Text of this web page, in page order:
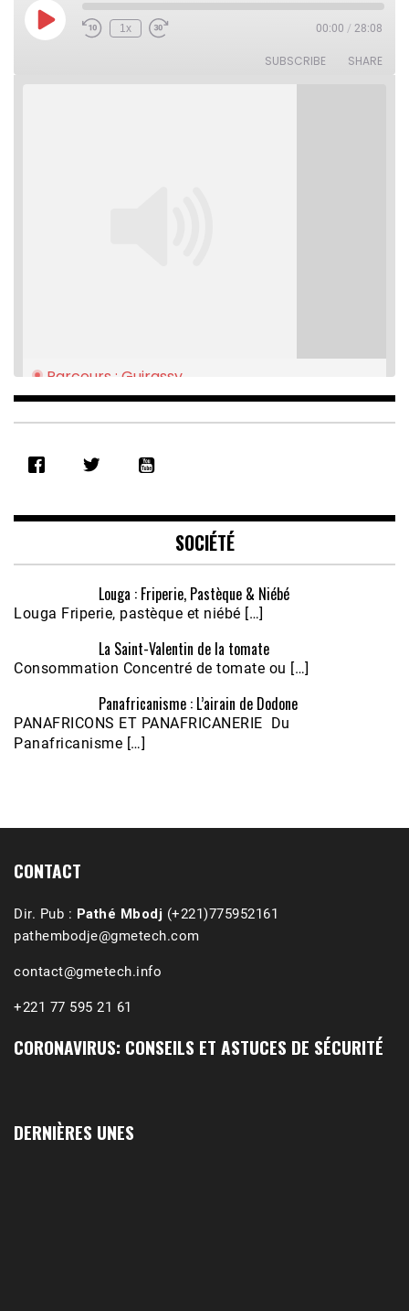
Play
Episode
Rewind
1x
Fast
00:00 / 28:08
SUBSCRIBE SHARE
RSS FEED
EMBED
Parcours : Guirassy
Feb 16, 2021 • 28:08
Écoutez le parcours de Claudiane Kapia
Nobana (Podologue)
Feb 24, 2021 • 28mn
1988-1989 :  La polémique de Guidimakha
SOCIÉTÉ
Louga : Friperie, Pastèque & Niébé
Louga Friperie, pastèque et niébé […]
La Saint-Valentin de la tomate
Consommation Concentré de tomate ou […]
Panafricanisme : L’airain de Dodone
PANAFRICONS ET PANAFRICANERIE Du
Panafricanisme […]
CONTACT
Dir. Pub : Pathé Mbodj (+221)775952161
pathembodje@gmetech.com
contact@gmetech.info
+221 77 595 21 61
CORONAVIRUS: CONSEILS ET ASTUCES DE SÉCURITÉ
DERNIÈRES UNES